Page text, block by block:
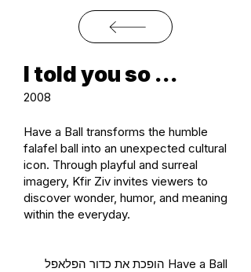
I told you so ...
2008
Have a Ball transforms the humble
falafel ball into an unexpected cultural
icon. Through playful and surreal
imagery, Kfir Ziv invites viewers to
discover wonder, humor, and meaning
within the everyday.
Have a Ball הופכת את כדור הפלאפל